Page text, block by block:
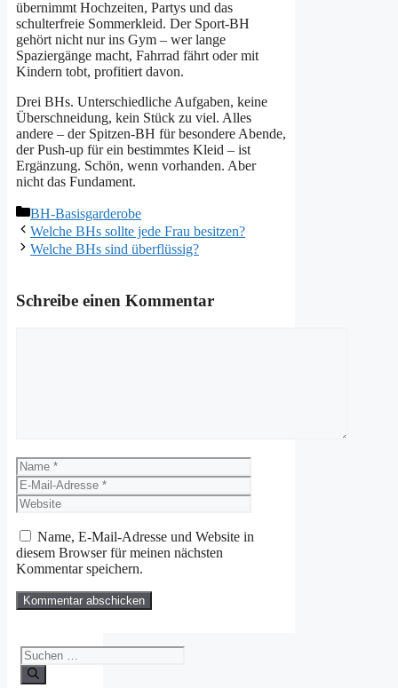
übernimmt Hochzeiten, Partys und das
schulterfreie Sommerkleid. Der Sport-BH
gehört nicht nur ins Gym – wer lange
Spaziergänge macht, Fahrrad fährt oder mit
Kindern tobt, profitiert davon.
Drei BHs. Unterschiedliche Aufgaben, keine
Überschneidung, kein Stück zu viel. Alles
andere – der Spitzen-BH für besondere Abende,
der Push-up für ein bestimmtes Kleid – ist
Ergänzung. Schön, wenn vorhanden. Aber
nicht das Fundament.
Kategorien
BH-Basisgarderobe
Welche BHs sollte jede Frau besitzen?
Welche BHs sind überflüssig?
Schreibe einen Kommentar
Name
Mail-
Adresse
Name, E-Mail-Adresse und Website in
diesem Browser für meinen nächsten
Kommentar speichern.
Suchen
nach: